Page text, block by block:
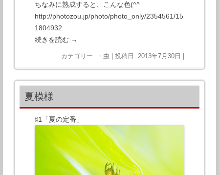
ちなみに熟成すると、こんな色(^^
http://photozou.jp/photo/photo_only/2354561/15
1804932
続きを読む →
カテゴリー: ・虫 | 投稿日: 2013年7月30日
夏模様
♯1「夏の定番」